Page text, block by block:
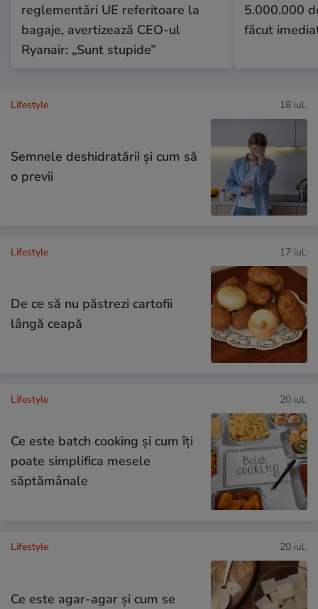
reglementări UE referitoare la
bagaje, avertizează CEO-ul
Ryanair: „Sunt stupide”
5.000.000
făcut
Lifestyle 18 iul.
Semnele deshidratării și cum să
o previi
Lifestyle 17 iul.
De ce să nu păstrezi cartofii
lângă ceapă
Lifestyle 20 iul.
Ce este batch cooking și cum îți
poate simplifica mesele
săptămânale
Lifestyle 20 iul.
Ce este agar-agar și cum se